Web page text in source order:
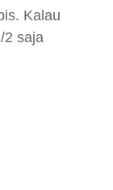
Kalau
2 saja